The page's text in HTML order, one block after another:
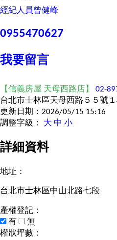
經紀人員曾健峰
0955470627
我要留言
【信義房屋 天母西路店】 02-
台北市士林區天母西路５５號
更新日期：2026/05/15 15:16
調整字級：
大 中 小
詳細資料
地址：
台北市士林區中山北路七段
產權登記：
有
無
權狀坪數：